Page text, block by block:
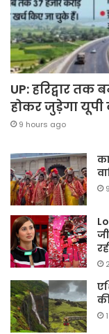
UP: हरिद्वार
होकर जुड़ेगा यूपी
9 hours ago